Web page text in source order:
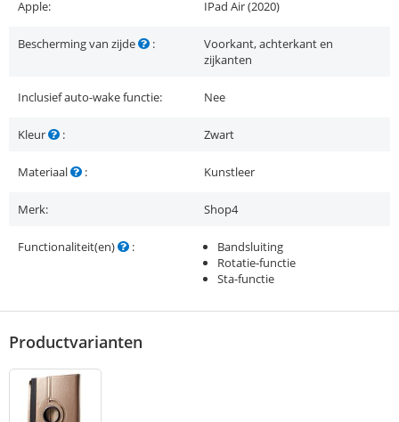
Apple: IPad Air (2020)
Bescherming van zijde :
Voorkant, achterkant en
zijkanten
Inclusief auto-wake functie: Nee
Kleur : Zwart
Materiaal : Kunstleer
Merk: Shop4
Functionaliteit(en) :
Bandsluiting
Rotatie-functie
Sta-functie
Productvarianten